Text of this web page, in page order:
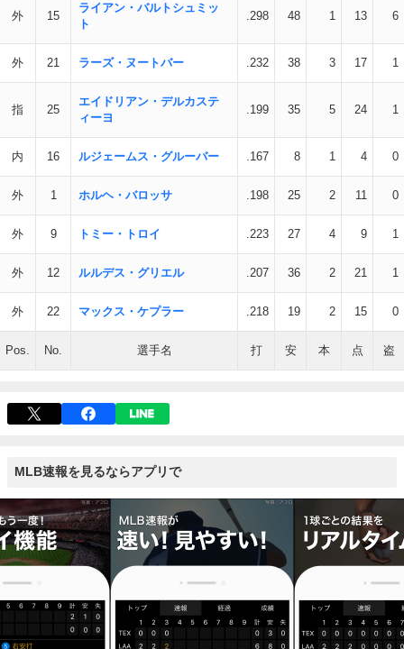
外 15
ライアン・バルトシュミッ
ト
.298 48 1 13 6
外 21 ラーズ・ヌートバー .232 38 3 17 1
指 25
エイドリアン・デルカステ
ィーヨ
.199 35 5 24 1
内 16 ルジェームス・グルーバー .167 8 1 4 0
外 1 ホルヘ・バロッサ .198 25 2 11 0
外 9 トミー・トロイ .223 27 4 9 1
外 12 ルルデス・グリエル .207 36 2 21 1
外 22 マックス・ケプラー .218 19 2 15 0
Pos. No. 選手名 打 安 本 点 盗
MLB速報を見るならアプリで